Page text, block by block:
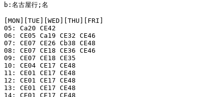
b:名古屋行;名
[MON][TUE][WED][THU][FRI]
05: Ca20 CE42
06: CE05 Ca19 CE32 CE46
07: CE07 CE26 Cb38 CE48
08: CE07 CE18 CE36 CE46
09: CE07 CE18 CE35
10: CE04 CE17 CE48
11: CE01 CE17 CE48
12: CE01 CE17 CE48
13: CE01 CE17 CE48
14: CE01 CE17 CE48